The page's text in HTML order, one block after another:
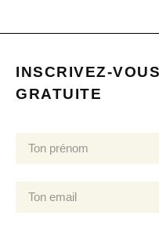
INSCRIVEZ-
GRATUITE